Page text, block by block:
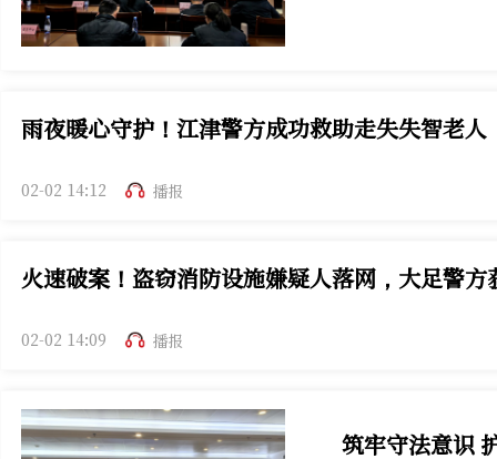
雨夜暖心守护！江津警方成功救助走失失智老人
02-02 14:12 播报
火速破案！盗窃消防设施嫌疑人落网，大足警方
02-02 14:09 播报
筑牢守法意识